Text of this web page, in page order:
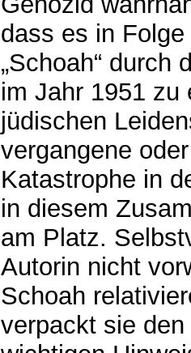
dass es in
„Schoah“ durch
im Jahr 1951 zu
jüdischen
vergangene
Katastrophe in
in diesem
am Platz.
Autorin nicht
Schoah
verpackt sie